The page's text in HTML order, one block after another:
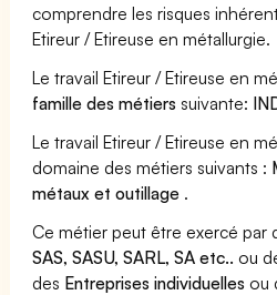
comprendre les risques
Etireur / Etireuse en métallurgie.
Le travail Etireur / Etireuse en
famille des métiers suivante:
Le travail Etireur / Etireuse en
domaine des métiers suivants :
métaux et outillage .
Ce métier peut être exercé par
SAS, SASU, SARL, SA etc.. ou
des Entreprises individuelles ou